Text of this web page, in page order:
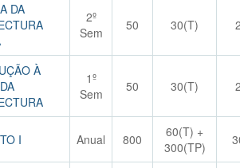
DA
2º
Sem
50 30(T)
À
1º
Sem
50 30(T)
I Anual 800
60(T) +
300(TP)